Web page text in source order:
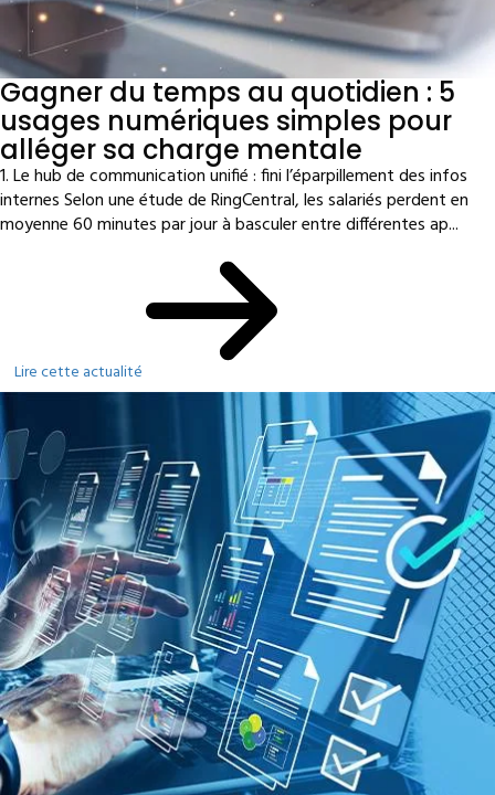
Gagner du temps au quotidien : 5
usages numériques simples pour
alléger sa charge mentale
1. Le hub de communication unifié : fini l’éparpillement des infos
internes Selon une étude de RingCentral, les salariés perdent en
moyenne 60 minutes par jour à basculer entre différentes ap...
Lire cette actualité